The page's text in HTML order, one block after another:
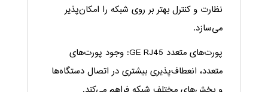
نظارت و کنترل بهتر بر روی شبکه را امکان‌پذیر
می‌سازد.
پورت‌های متعدد GE RJ45: وجود پورت‌های
متعدد، انعطاف‌پذیری بیشتری در اتصال دستگاه‌ها